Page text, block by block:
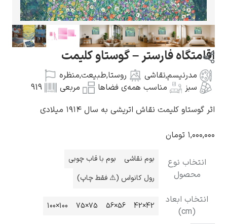
گوستاو کلیمت
ادوارد مونک
کامی پیسارو
فارستر – گوستاو کلیمت
نقاشی روستا,طبیعت, منظره
مناسب همه‌ی فضاها
مربعی
919
نقاش اتریشی به سال ۱۹۱۴ میلادی
بوم نقاشی
بوم با قاب چوبی
رول کانواس (⚠️ فقط چاپ)
75×75
100×100